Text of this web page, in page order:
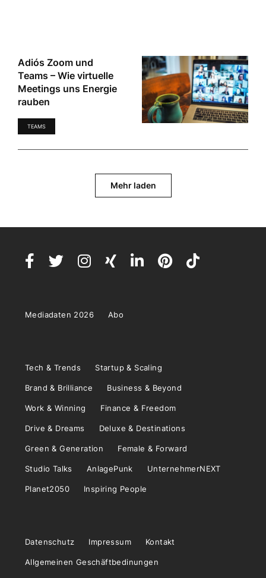
Adiós Zoom und
Teams – Wie virtuelle
Meetings uns Energie
rauben
TEAMS
Mehr laden
Mediadaten 2026 Abo
Tech & Trends Startup & Scaling
Brand & Brilliance Business & Beyond
Work & Winning Finance & Freedom
Drive & Dreams Deluxe & Destinations
Green & Generation Female & Forward
Studio Talks AnlagePunk UnternehmerNEXT
Planet2050 Inspiring People
Datenschutz Impressum Kontakt
Allgemeinen Geschäftbedinungen